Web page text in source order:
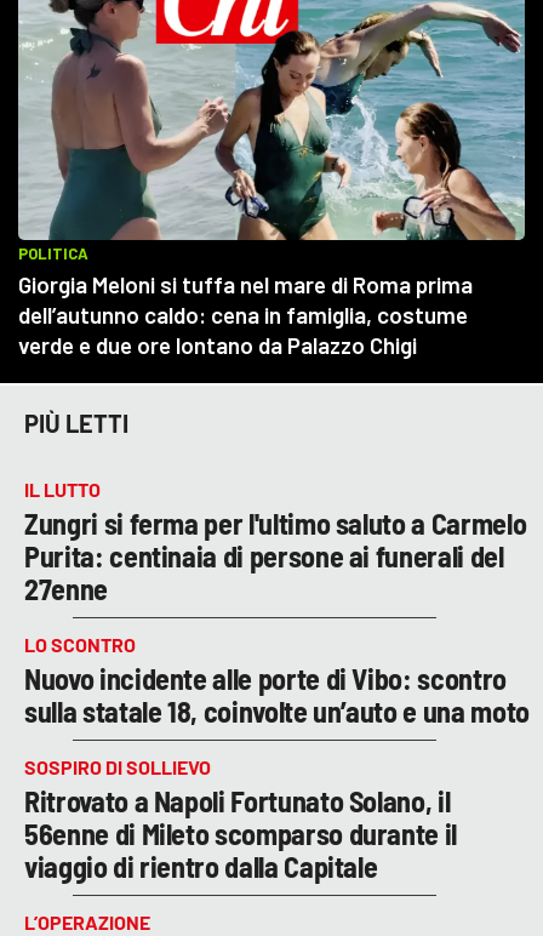
PIÙ LETTI
IL LUTTO
Zungri si ferma per l'ultimo saluto a Carmelo
Purita: centinaia di persone ai funerali del
27enne
LO SCONTRO
Nuovo incidente alle porte di Vibo: scontro
sulla statale 18, coinvolte un’auto e una moto
SOSPIRO DI SOLLIEVO
Ritrovato a Napoli Fortunato Solano, il
56enne di Mileto scomparso durante il
viaggio di rientro dalla Capitale
L’OPERAZIONE